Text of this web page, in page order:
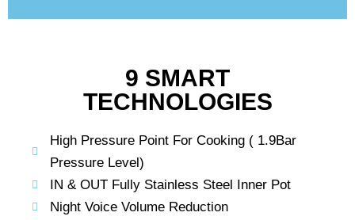
9 SMART
TECHNOLOGIES
High Pressure Point For Cooking ( 1.9Bar
Pressure Level)
IN & OUT Fully Stainless Steel Inner Pot
Night Voice Volume Reduction